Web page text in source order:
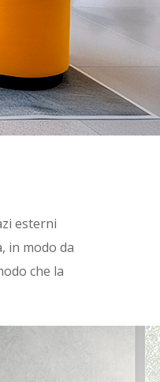
esterni
in modo da
che la